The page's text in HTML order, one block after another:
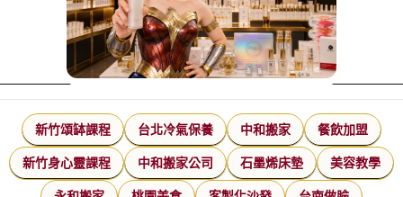
新竹頌缽課程 台北冷氣保養 中和搬家 餐飲加盟
新竹身心靈課程 中和搬家公司 石墨烯床墊 美容教學